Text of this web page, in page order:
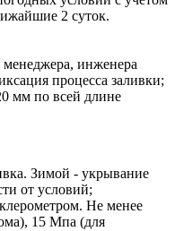
2 суток.
инженера
процесса заливки;
мм по всей длине
Зимой - укрывание
от условий;
Не менее
15 Мпа (для